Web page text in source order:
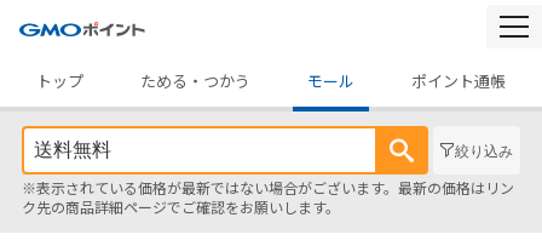
トップ
ためる・つかう モール ポイント通帳
絞り込み
※表示されている価格が最新ではない場合がございます。最新の価格はリン
ク先の商品詳細ページでご確認をお願いします。